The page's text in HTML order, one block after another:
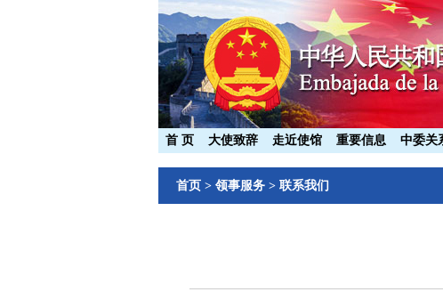
首 页 大使致辞 走近使馆 重要信息 中委关
首页> 领事服务> 联系我们